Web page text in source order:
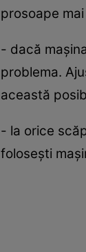
prosoape
- dacă
problema.
această
- la orice
foloseşti